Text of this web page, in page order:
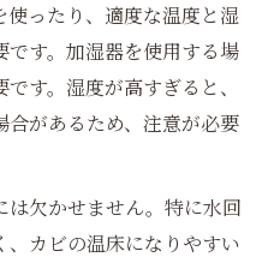
ったり、適度な温度と湿
す。加湿器を使用する場
す。湿度が高すぎると、
があるため、注意が必要
欠かせません。特に水回
、カビの温床になりやすい